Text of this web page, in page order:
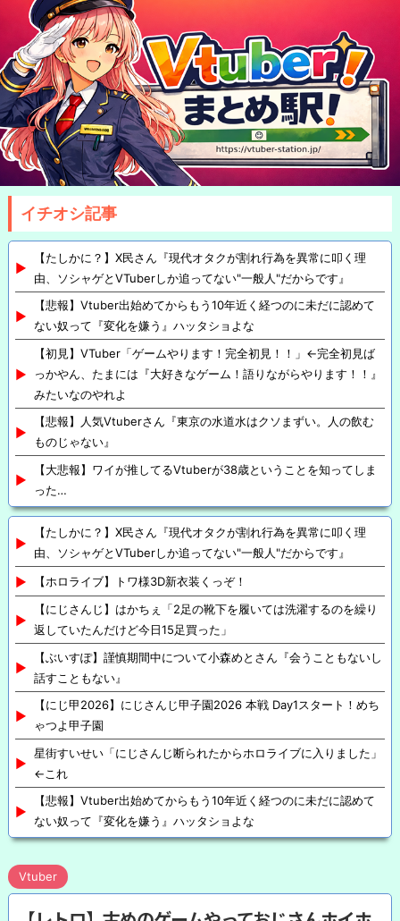
イチオシ記事
【たしかに？】X民さん『現代オタクが割れ行為を異常に叩く理
由、ソシャゲとVTuberしか追ってない"一般人"だからです』
【悲報】Vtuber出始めてからもう10年近く経つのに未だに認めて
ない奴って『変化を嫌う』ハッタショよな
【初見】VTuber「ゲームやります！完全初見！！」←完全初見ば
っかやん、たまには『大好きなゲーム！語りながらやります！！』
みたいなのやれよ
【悲報】人気Vtuberさん『東京の水道水はクソまずい。人の飲む
ものじゃない』
【大悲報】ワイが推してるVtuberが38歳ということを知ってしま
った…
【たしかに？】X民さん『現代オタクが割れ行為を異常に叩く理
由、ソシャゲとVTuberしか追ってない"一般人"だからです』
【ホロライブ】トワ様3D新衣装くっぞ！
【にじさんじ】はかちぇ「2足の靴下を履いては洗濯するのを繰り
返していたんだけど今日15足買った」
【ぶいすぽ】謹慎期間中について小森めとさん『会うこともないし
話すこともない』
【にじ甲2026】にじさんじ甲子園2026 本戦 Day1スタート！めち
ゃつよ甲子園
星街すいせい「にじさんじ断られたからホロライブに入りました」
←これ
【悲報】Vtuber出始めてからもう10年近く経つのに未だに認めて
ない奴って『変化を嫌う』ハッタショよな
Vtuber